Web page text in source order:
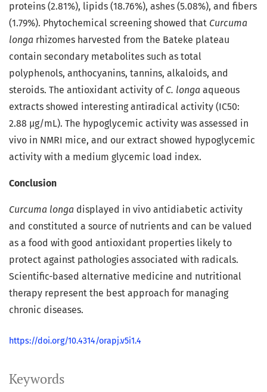
Keywords
proteins (2.81%), lipids (18.76%), ashes (5.08%), and fibers
(1.79%). Phytochemical screening showed that Curcuma
longa rhizomes harvested from the Bateke plateau
contain secondary metabolites such as total
polyphenols, anthocyanins, tannins, alkaloids, and
steroids. The antioxidant activity of C. longa aqueous
extracts showed interesting antiradical activity (IC50:
2.88 µg/mL). The hypoglycemic activity was assessed in
vivo in NMRI mice, and our extract showed hypoglycemic
activity with a medium glycemic load index.
Conclusion
Curcuma longa displayed in vivo antidiabetic activity
and constituted a source of nutrients and can be valued
as a food with good antioxidant properties likely to
protect against pathologies associated with radicals.
Scientific-based alternative medicine and nutritional
therapy represent the best approach for managing
chronic diseases.
https://doi.org/10.4314/orapj.v5i1.4